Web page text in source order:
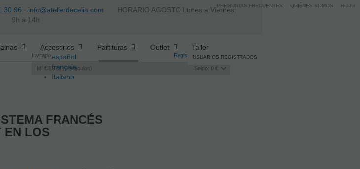
30 96 · info@atelierdecelia.com HORARIO AGOSTO Lunes a Viernes:
9h a 14h
español
français
Italiano
Invitado Registro /Iniciar sesión
MI CESTA 0artículos Saldo: 0 €
USUARIOS REGISTRADOS
Accesorios Partituras Outlet Taller
FRANCÉS
EN LOS
PREGUNTAS FRECUENTES QUIÉNES SOMOS BLOG